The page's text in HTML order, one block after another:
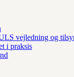
vejledning og
i praksis